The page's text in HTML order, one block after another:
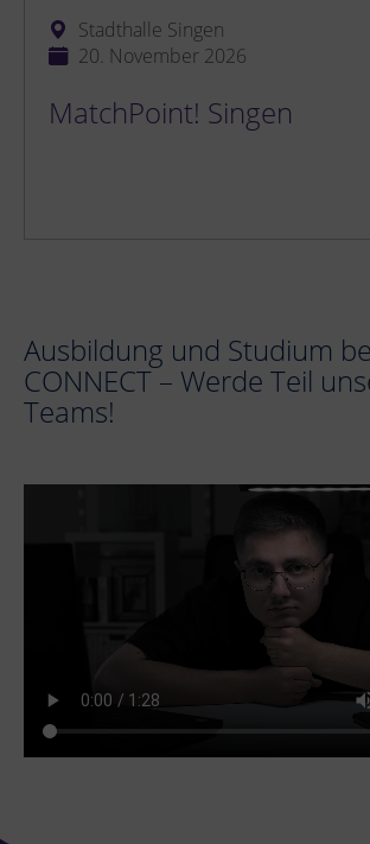
Stadthalle Singen
20. November 2026
MatchPoint! Singen
Ausbildung und Studium
CONNECT – Werde Teil
Teams!